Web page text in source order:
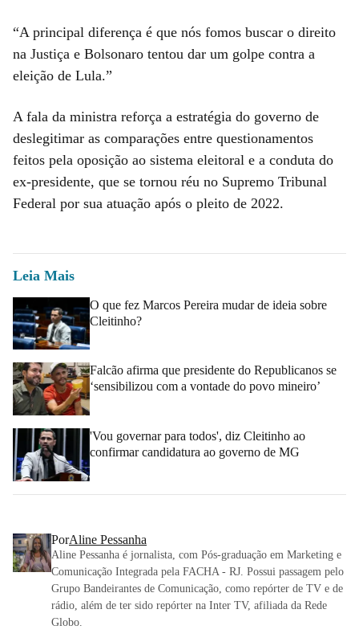
“A principal diferença é que nós fomos buscar o direito
na Justiça e Bolsonaro tentou dar um golpe contra a
eleição de Lula.”
A fala da ministra reforça a estratégia do governo de
deslegitimar as comparações entre questionamentos
feitos pela oposição ao sistema eleitoral e a conduta do
ex-presidente, que se tornou réu no Supremo Tribunal
Federal por sua atuação após o pleito de 2022.
Leia Mais
O que fez Marcos Pereira mudar de ideia sobre
Cleitinho?
Falcão afirma que presidente do Republicanos se
‘sensibilizou com a vontade do povo mineiro’
'Vou governar para todos', diz Cleitinho ao
confirmar candidatura ao governo de MG
PorAline Pessanha
Aline Pessanha é jornalista, com Pós-graduação em Marketing e
Comunicação Integrada pela FACHA - RJ. Possui passagem pelo
Grupo Bandeirantes de Comunicação, como repórter de TV e de
rádio, além de ter sido repórter na Inter TV, afiliada da Rede
Globo.